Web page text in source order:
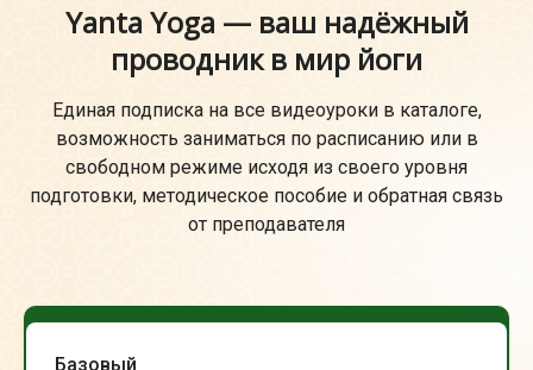
Yanta Yoga — ваш надёжный
проводник в мир йоги
Единая подписка на все видеоуроки в каталоге,
возможность заниматься по расписанию или в
свободном режиме исходя из своего уровня
подготовки, методическое пособие и обратная связь
от преподавателя
Базовый